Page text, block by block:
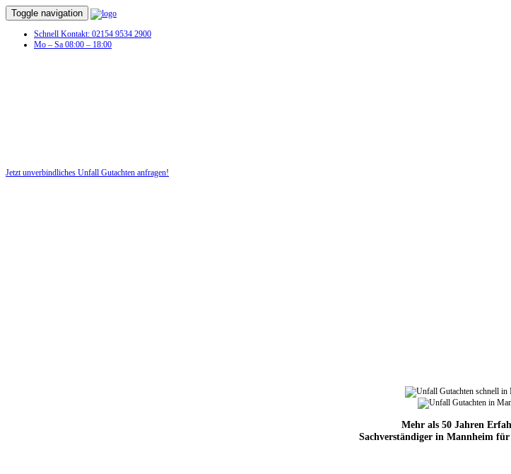
Toggle navigation
Schnell Kontakt: 02154 9534 2900
Mo – Sa 08:00 – 18:00
Jetzt unverbindliches Unfall Gutachten anfragen!
Mehr als 50 Jahren
Sachverständiger in Mannheim